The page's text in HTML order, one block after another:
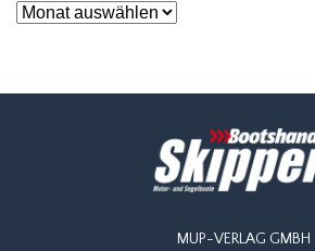
Archiv
MUP-VERLAG GMBH